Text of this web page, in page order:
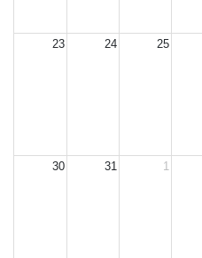
23 24 25
30 31 1